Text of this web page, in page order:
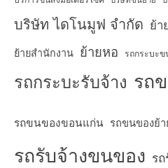
บริษัท ไดโนมูฟ จำกัด ย้า
ย้ายสำนักงาน ย้ายหอ รถกระบะข
รถกระบะรับจ้าง รถ
รถขนของขอนแก่น รถขนของย้
รถรับจ้างขนของ ร